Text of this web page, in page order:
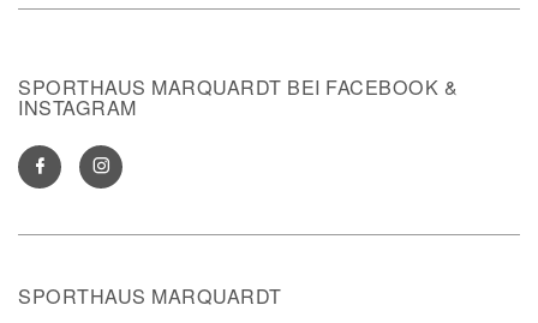
SPORTHAUS MARQUARDT BEI FACEBOOK &
INSTAGRAM
SPORTHAUS MARQUARDT